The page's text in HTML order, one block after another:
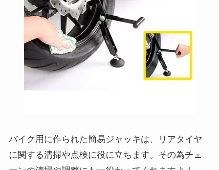
バイク用に作られた簡易ジャッキは、リアタイヤ
に関する清掃や点検に役に立ちます。その為チェ